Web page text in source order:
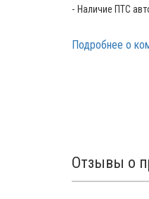
Наличие ПТС
Подробнее о
Отзывы о